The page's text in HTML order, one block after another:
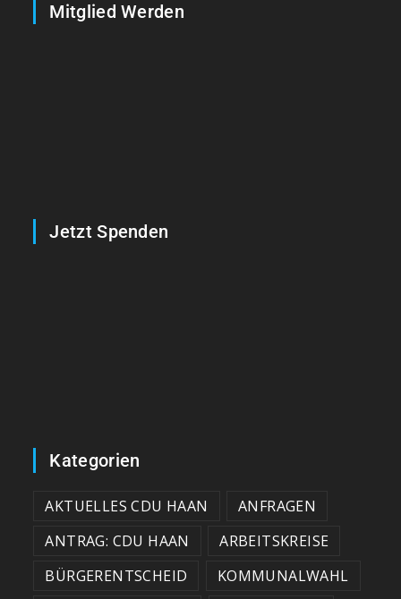
Mitglied Werden
Jetzt Spenden
Kategorien
AKTUELLES CDU HAAN
ANFRAGEN
ANTRAG: CDU HAAN
ARBEITSKREISE
BÜRGERENTSCHEID
KOMMUNALWAHL